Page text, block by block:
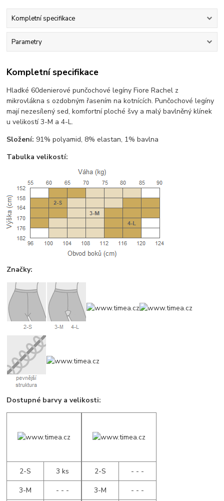
Kompletní specifikace
Parametry
Kompletní specifikace
Hladké 60denierové punčochové legíny Fiore Rachel z
mikrovlákna s ozdobným řasením na kotnících. Punčochové legíny
mají nezesílený sed, komfortní ploché švy a malý bavlněný klínek
u velikostí 3-M a 4-L.
Složení: 91% polyamid, 8% elastan, 1% bavlna
Tabulka velikostí:
Značky:
Dostupné barvy a velikosti:
2-S
3 ks
3-M
- - -
2-S
- - -
3-M
- - -